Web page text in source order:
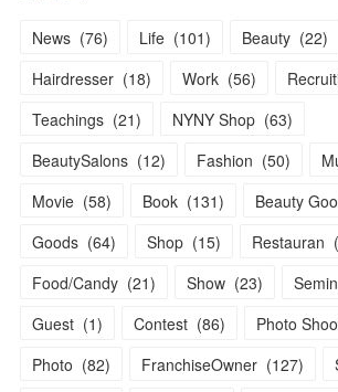
News (76) Life (101) Beauty (22)
Hairdresser (18) Work (56)
Teachings (21) NYNY Shop (63)
BeautySalons (12) Fashion (50)
Movie (58) Book (131) Beauty
Goods (64) Shop (15) Restauran
Food/Candy (21) Show (23)
Guest (1) Contest (86) Photo
Photo (82) FranchiseOwner (127)